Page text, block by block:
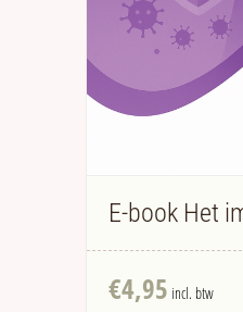
€4,95 incl. btw